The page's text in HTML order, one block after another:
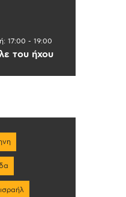
17:00 - 19:00
του ήχου
ισραήλ